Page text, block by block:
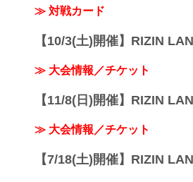
≫ 対戦カード
【10/3(土)開催】RIZIN
≫ 大会情報／チケット
【11/8(日)開催】RIZIN
≫ 大会情報／チケット
【7/18(土)開催】RIZIN